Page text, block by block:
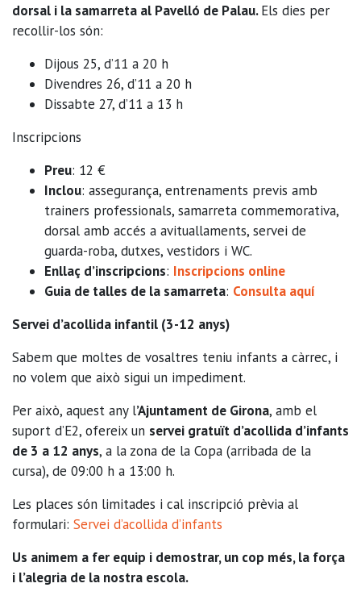
dorsal i la samarreta al Pavelló de Palau.Els dies per
recollir-los són:
Dijous 25, d’11 a 20 h
Divendres 26, d’11 a 20 h
Dissabte 27, d’11 a 13 h
Inscripcions
Preu: 12 €
Inclou: assegurança, entrenaments previs amb
trainers professionals, samarreta commemorativa,
dorsal amb accés a avituallaments, servei de
guarda-roba, dutxes, vestidors i WC.
Enllaç d’inscripcions: Inscripcions online
Guia de talles de la samarreta: Consulta aquí
Servei d’acollida infantil (3-12 anys)
Sabem que moltes de vosaltres teniu infants a càrrec, i
no volem que això sigui un impediment.
Per això, aquest any l’Ajuntament de Girona, amb el
suport d’E2, ofereix un servei gratuït d’acollida d’infants
de 3 a 12 anys, a la zona de la Copa (arribada de la
cursa), de 09:00 h a 13:00 h.
Les places són limitades i cal inscripció prèvia al
formulari: Servei d’acollida d’infants
Us animem a fer equip i demostrar, un cop més, la força
i l’alegria de la nostra escola.